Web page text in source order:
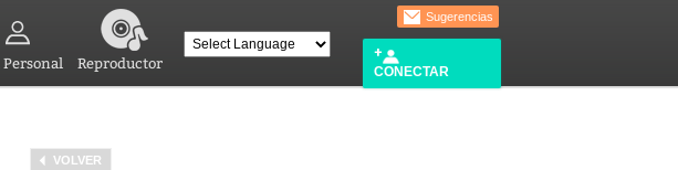
Personal Reproductor
Sugerencias
CONECTAR
VOLVER